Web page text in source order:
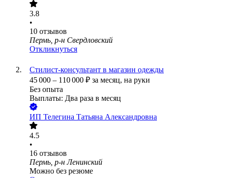
3.8
•
10 отзывов
Пермь, р-н Свердловский
Откликнуться
Стилист-консультант в магазин одежды
45 000 – 110 000 ₽ за месяц, на руки
Без опыта
Выплаты: Два раза в месяц
ИП Телегина Татьяна Александровна
4.5
•
16 отзывов
Пермь, р-н Ленинский
Можно без резюме